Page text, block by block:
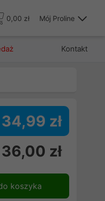
0,00 zł Mój Proline
Kontakt
34,99 zł
36,00 zł
koszyka